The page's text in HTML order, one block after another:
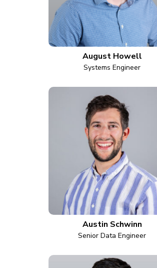
August Howell
Systems Engineer
Austin Schwinn
Senior Data Engineer